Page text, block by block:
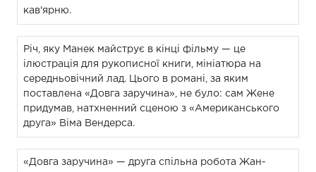
кав'ярню.
Річ, яку Манек майструє в кінці фільму — це
ілюстрація для рукописної книги, мініатюра на
середньовічний лад. Цього в романі, за яким
поставлена «Довга заручина», не було: сам Жене
придумав, натхненний сценою з «Американського
друга» Віма Вендерса.
«Довга заручина» — друга спільна робота Жан-